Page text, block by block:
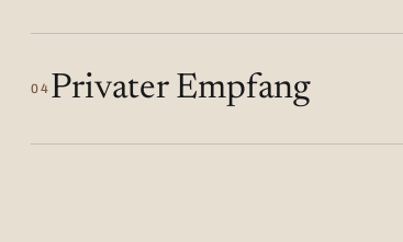
04 Privater Empfang